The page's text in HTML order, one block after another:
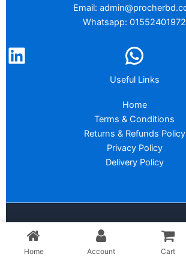
Email:
Whatsapp: 01552401972
Useful Links
Home
Terms & Conditions
Returns & Refunds Policy
Privacy Policy
Delivery Policy
Copyright © 2026 :
Home Account Cart